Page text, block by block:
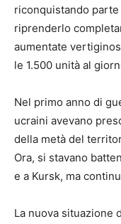
riconquistando
riprenderlo
aumentate
le 1.500 unità al
Nel primo anno di
ucraini avevano
della metà del
Ora, si stavano
e a Kursk, ma
La nuova situazione